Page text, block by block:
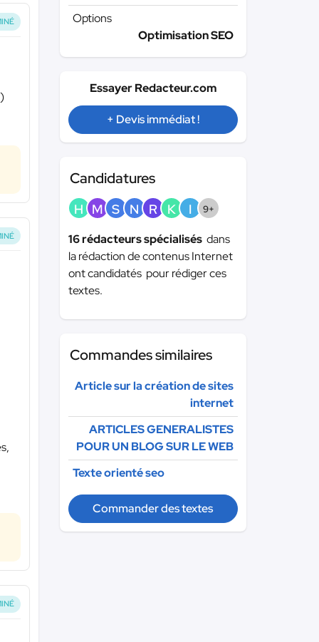
Options
Optimisation SEO
Essayer Redacteur.com
+ Devis immédiat !
Candidatures
H M S N R K I 9+
16 rédacteurs spécialisés dans
la rédaction de contenus Internet
ont candidatés pour rédiger ces
textes.
Commandes similaires
Article sur la création de sites
internet
ARTICLES GENERALISTES
POUR UN BLOG SUR LE WEB
Texte orienté seo
Commander des textes